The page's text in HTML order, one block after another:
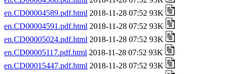
en.CD00004589.pdf.html 2018-11-28 07:52 93K
en.CD00004591.pdf.html 2018-11-28 07:52 93K
en.CD00005024.pdf.html 2018-11-28 07:52 93K
en.CD00005117.pdf.html 2018-11-28 07:52 93K
en.CD00015447.pdf.html 2018-11-28 07:52 93K